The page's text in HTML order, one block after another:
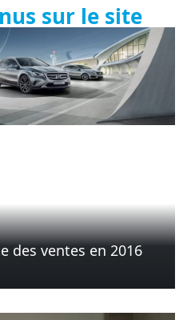
sur le site
des ventes en 2016